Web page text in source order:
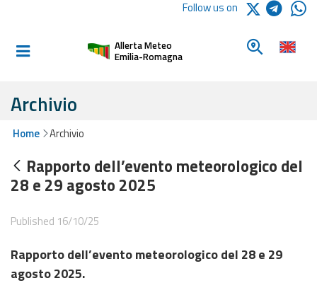
Informed and
Alerts and
Weather
Alerts and
Alerts and
Bulletins
Follow us on
Allerta Meteo
Emilia-Romagna
Look for a
Archivio
Home Archivio
Rapporto dell’evento meteorologico del
28 e 29 agosto 2025
Published 16/10/25
Rapporto dell’evento meteorologico del 28 e 29
agosto 2025.